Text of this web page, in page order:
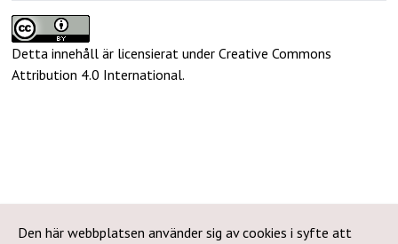
Detta innehåll är licensierat under Creative Commons
Attribution 4.0 International.
Den här webbplatsen använder sig av cookies i syfte att